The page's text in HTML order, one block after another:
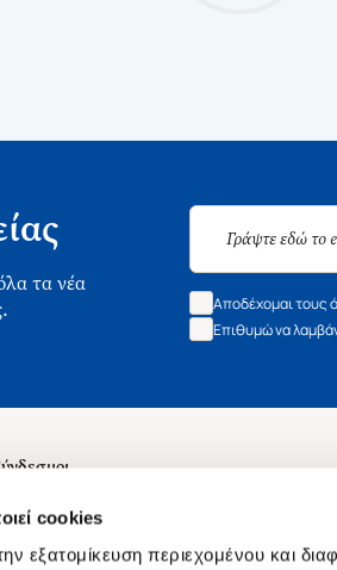
cookies
εξατομίκευση περιεχομένου και
τα νέα
Αποδέχομαι τους
Επιθυμώ να
εμάς